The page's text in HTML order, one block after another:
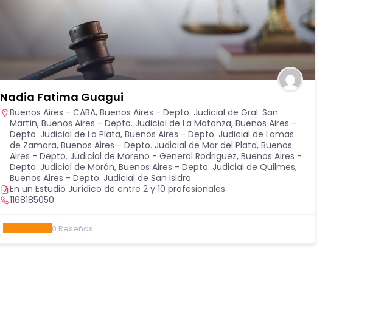
Nadia Fatima Guagui
Buenos Aires - CABA, Buenos Aires - Depto. Judicial de Gral. San
Martín, Buenos Aires - Depto. Judicial de La Matanza, Buenos Aires -
Depto. Judicial de La Plata, Buenos Aires - Depto. Judicial de Lomas
de Zamora, Buenos Aires - Depto. Judicial de Mar del Plata, Buenos
Aires - Depto. Judicial de Moreno - General Rodriguez, Buenos Aires -
Depto. Judicial de Morón, Buenos Aires - Depto. Judicial de Quilmes,
Buenos Aires - Depto. Judicial de San Isidro
En un Estudio Jurídico de entre 2 y 10 profesionales
1168185050
0 Reseñas